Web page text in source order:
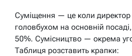
Суміщення — це коли директор
головбухом на основній
50%. Сумісництво — окрема
Таблиця розставить крапки: